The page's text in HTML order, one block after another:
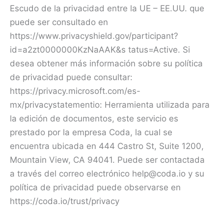
Escudo de la privacidad entre la UE – EE.UU. que
puede ser consultado en
https://www.privacyshield.gov/participant?
id=a2zt0000000KzNaAAK&s tatus=Active. Si
desea obtener más información sobre su política
de privacidad puede consultar:
https://privacy.microsoft.com/es-
mx/privacystatementio: Herramienta utilizada para
la edición de documentos, este servicio es
prestado por la empresa Coda, la cual se
encuentra ubicada en 444 Castro St, Suite 1200,
Mountain View, CA 94041. Puede ser contactada
a través del correo electrónico help@coda.io y su
política de privacidad puede observarse en
https://coda.io/trust/privacy